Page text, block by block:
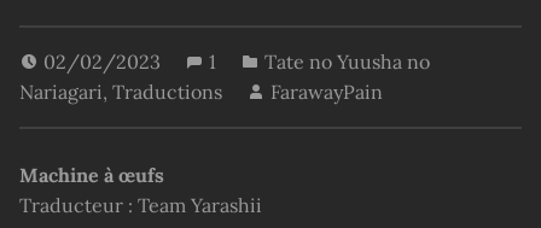
02/02/2023 1
Tate no Yuusha no
Nariagari, Traductions FarawayPain
Machine à œufs
Traducteur : Team Yarashii